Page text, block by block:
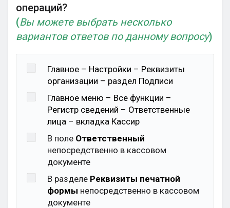
операций?
(Вы можете выбрать несколько
вариантов ответов по данному вопросу)
Главное – Настройки – Реквизиты
организации – раздел Подписи
Главное меню – Все функции –
Регистр сведений – Ответственные
лица – вкладка Кассир
В поле Ответственный
непосредственно в кассовом
документе
В разделе Реквизиты печатной
формы непосредственно в кассовом
документе